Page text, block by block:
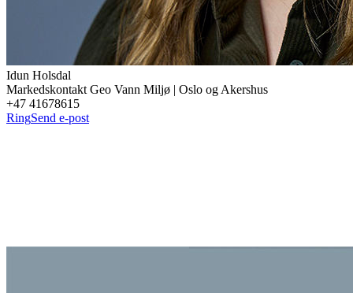
Idun Holsdal
Markedskontakt Geo Vann Miljø | Oslo og Akershus
+47 41678615
RingSend e-post